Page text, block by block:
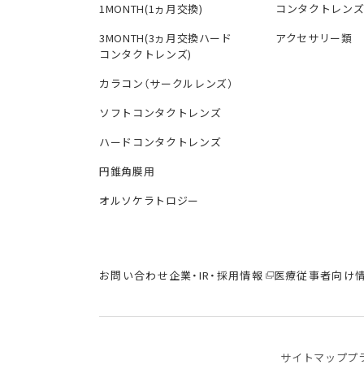
1MONTH(1ヵ月交換)
3MONTH(3ヵ月交換ハード
コンタクトレンズ)
カラコン（サークルレンズ）
ソフトコンタクトレンズ
ハードコンタクトレンズ
円錐角膜用
オルソケラトロジー
コンタクトレン
アクセサリー類
お問い合わせ企業・IR・採用情報 医療従事者向け
サイトマッププ